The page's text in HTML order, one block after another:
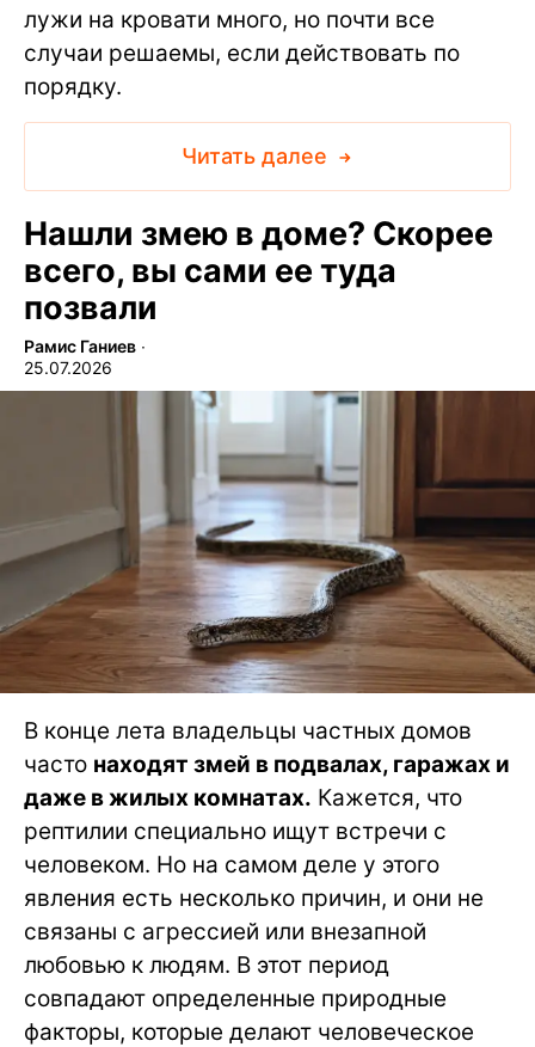
лужи на кровати много, но почти все
случаи решаемы, если действовать по
порядку.
Читать далее
Нашли змею в доме? Скорее
всего, вы сами ее туда
позвали
Рамис Ганиев ∙
25.07.2026
В конце лета владельцы частных домов
часто находят змей в подвалах, гаражах и
даже в жилых комнатах. Кажется, что
рептилии специально ищут встречи с
человеком. Но на самом деле у этого
явления есть несколько причин, и они не
связаны с агрессией или внезапной
любовью к людям. В этот период
совпадают определенные природные
факторы, которые делают человеческое